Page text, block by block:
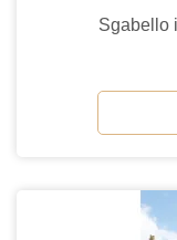
Sgabello